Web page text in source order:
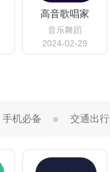
高音歌唱家
音乐舞蹈
2024-02-29
手机必备 交通出行